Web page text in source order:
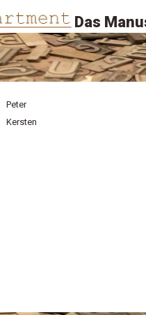
Das
Peter
Kersten